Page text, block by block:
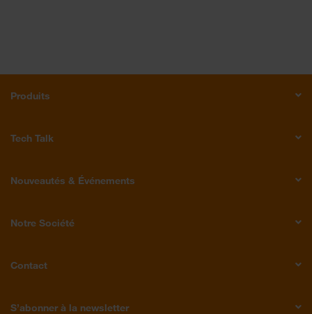
Produits
Tech Talk
Nouveautés & Événements
Notre Société
Contact
S’abonner à la newsletter